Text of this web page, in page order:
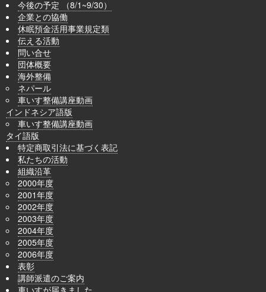
今後の予定 （8/1~9/30）
企業との協働
休眠預金活用事業規定類
伝える活動
問い合せ
団体概要
海外整備
ネパール
車いす整備講座動画
インドネシア語版
車いす整備講座動画
タイ語版
特定商取引法に基づく表記
私たちの活動
組織沿革
2000年度
2001年度
2002年度
2003年度
2004年度
2005年度
2006年度
表彰
講師派遣のご案内